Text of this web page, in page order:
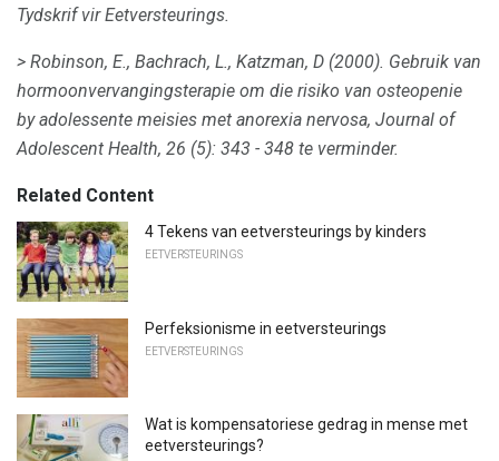
Tydskrif vir Eetversteurings.
> Robinson, E., Bachrach, L., Katzman, D (2000). Gebruik van
hormoonvervangingsterapie om die risiko van osteopenie
by adolessente meisies met anorexia nervosa, Journal of
Adolescent Health, 26 (5): 343 - 348 te verminder.
Related Content
4 Tekens van eetversteurings by kinders
EETVERSTEURINGS
Perfeksionisme in eetversteurings
EETVERSTEURINGS
Wat is kompensatoriese gedrag in mense met
eetversteurings?